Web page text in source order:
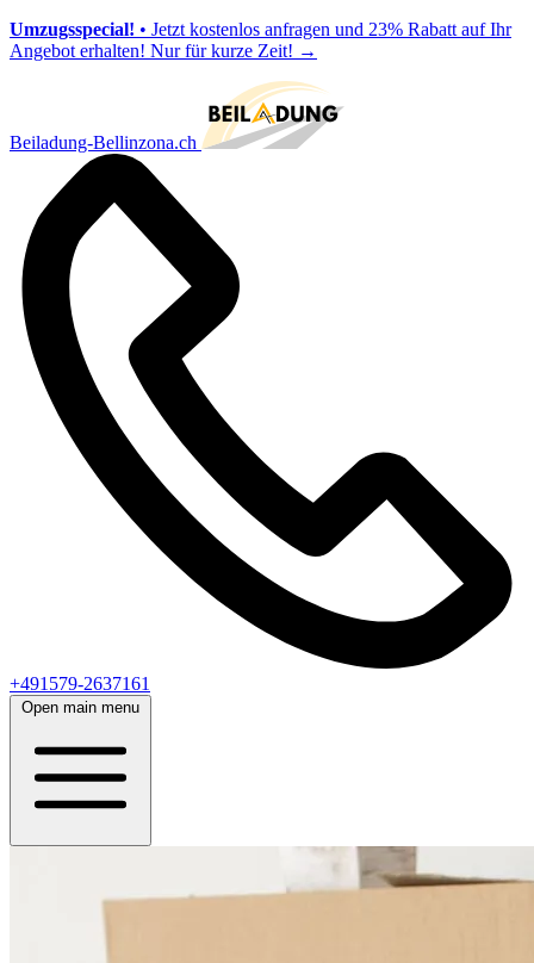
Umzugsspecial! • Jetzt kostenlos anfragen und 23% Rabatt auf Ihr
Angebot erhalten! Nur für kurze Zeit! →
Beiladung-Bellinzona.ch
+491579-2637161
Open main menu